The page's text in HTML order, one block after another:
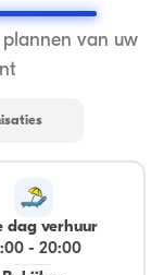
van uw
dag verhuur
-20:00